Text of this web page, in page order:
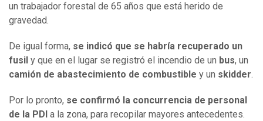
un trabajador forestal de 65 años que está herido de
gravedad.
De igual forma, se indicó que se habría recuperado un
fusil y que en el lugar se registró el incendio de un bus, un
camión de abastecimiento de combustible y un skidder.
Por lo pronto, se confirmó la concurrencia de personal
de la PDI a la zona, para recopilar mayores antecedentes.